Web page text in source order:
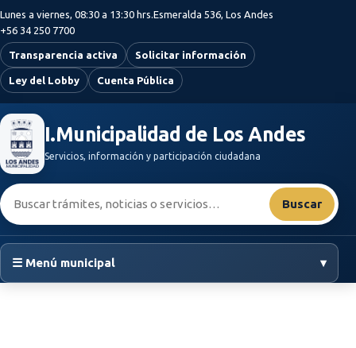
Saltar al contenido principal
Lunes a viernes, 08:30 a 13:30 hrs.Esmeralda 536, Los Andes
+56 34 250 7700
Transparencia activa Solicitar información
Ley del Lobby Cuenta Pública
I.Municipalidad de Los Andes
Servicios, información y participación ciudadana
Buscar:
Buscar
☰ Menú municipal ▾